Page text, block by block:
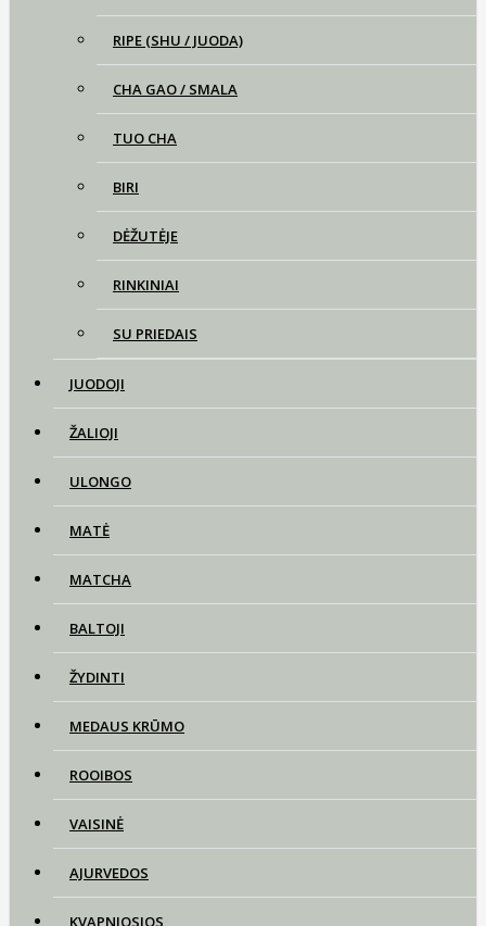
RIPE (SHU / JUODA)
CHA GAO / SMALA
TUO CHA
BIRI
DĖŽUTĖJE
RINKINIAI
SU PRIEDAIS
JUODOJI
ŽALIOJI
ULONGO
MATĖ
MATCHA
BALTOJI
ŽYDINTI
MEDAUS KRŪMO
ROOIBOS
VAISINĖ
AJURVEDOS
KVAPNIOSIOS